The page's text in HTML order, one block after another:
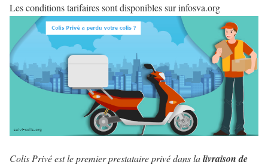
Les conditions tarifaires sont disponibles sur infosva.org
Colis Privé est le premier prestataire privé dans lalivraison de